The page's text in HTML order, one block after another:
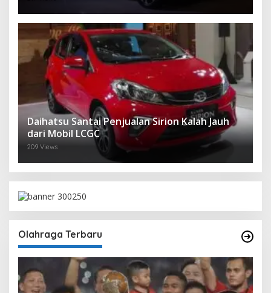
Daihatsu Santai Penjualan Sirion Kalah Jauh
dari Mobil LCGC
209 Views
Olahraga Terbaru